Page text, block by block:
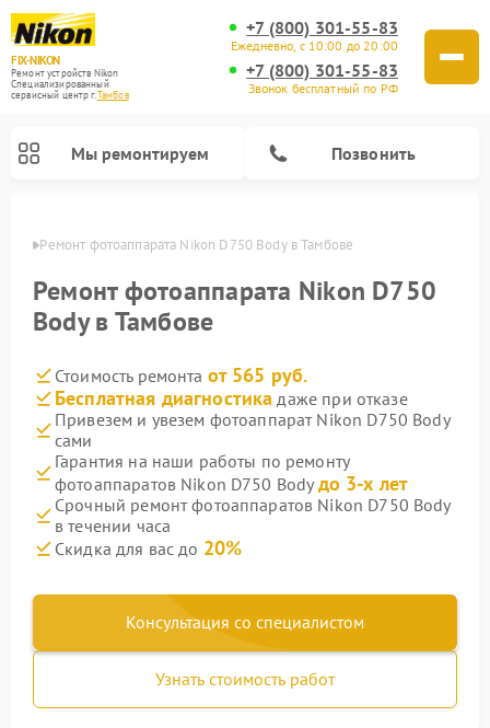
FIX-NIKON
Ремонт устройств Nikon
Специализированный
cервисный центр г.Тамбов
+7 (800) 301-55-83
Ежедневно, с 10:00 до 20:00
+7 (800) 301-55-83
Звонок бесплатный по РФ
Мы ремонтируем Позвонить
Ремонт фотоаппарата Nikon D750 Body в Тамбове
Ремонт фотоаппарата Nikon D750
Body в Тамбове
Стоимость ремонта от 565 руб.
Бесплатная диагностика даже при отказе
Привезем и увезем фотоаппарат Nikon D750 Body
сами
Гарантия на наши работы по ремонту
фотоаппаратов Nikon D750 Body до 3-х лет
Срочный ремонт фотоаппаратов Nikon D750 Body
в течении часа
Скидка для вас до 20%
Консультация со специалистом
Узнать стоимость работ